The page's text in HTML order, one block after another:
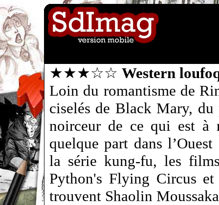
★★★☆☆ Western
Loin du romantisme de
ciselés de Black Mary,
noirceur de ce qui est à
quelque part dans
la série kung-fu, les
Python's Flying Circus et
trouvent Shaolin